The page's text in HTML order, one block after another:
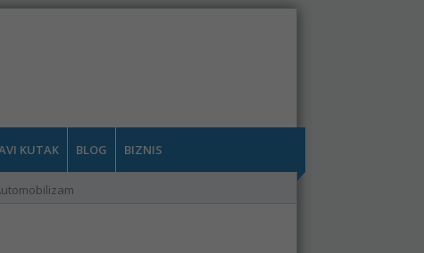
KUTAK BLOG BIZNIS